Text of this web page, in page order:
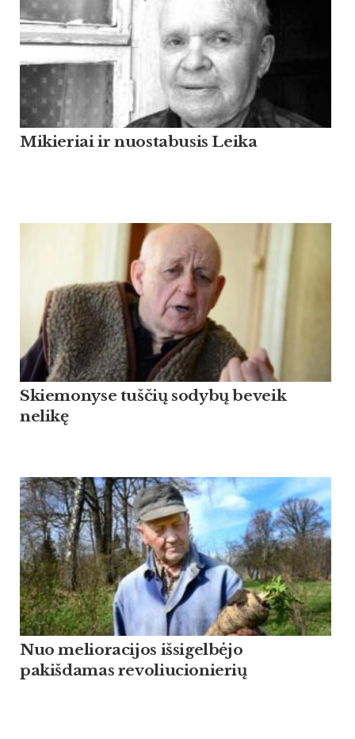
Mikieriai ir nuostabusis Leika
Skiemonyse tuščių sodybų beveik
nelikę
Nuo melioracijos išsigelbėjo
pakišdamas revoliucionierių